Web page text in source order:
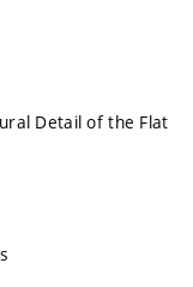
Detail of the Flat